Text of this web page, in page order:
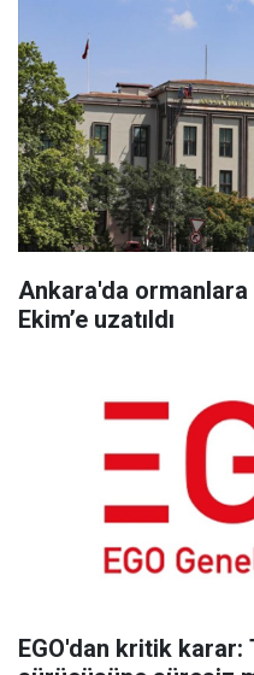
Ankara'da ormanlara
Ekim’e uzatıldı
EGO'dan kritik